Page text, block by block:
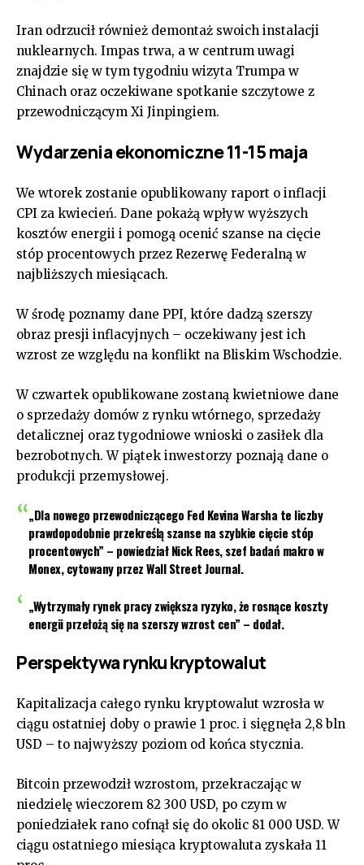
Iran odrzucił również demontaż swoich instalacji
nuklearnych. Impas trwa, a w centrum uwagi
znajdzie się w tym tygodniu wizyta Trumpa w
Chinach oraz oczekiwane spotkanie szczytowe z
przewodniczącym Xi Jinpingiem.
Wydarzenia ekonomiczne 11-15 maja
We wtorek zostanie opublikowany raport o inflacji
CPI za kwiecień. Dane pokażą wpływ wyższych
kosztów energii i pomogą ocenić szanse na cięcie
stóp procentowych przez Rezerwę Federalną w
najbliższych miesiącach.
W środę poznamy dane PPI, które dadzą szerszy
obraz presji inflacyjnych – oczekiwany jest ich
wzrost ze względu na konflikt na Bliskim Wschodzie.
W czwartek opublikowane zostaną kwietniowe dane
o sprzedaży domów z rynku wtórnego, sprzedaży
detalicznej oraz tygodniowe wnioski o zasiłek dla
bezrobotnych. W piątek inwestorzy poznają dane o
produkcji przemysłowej.
„Dla nowego przewodniczącego Fed Kevina Warsha te liczby
prawdopodobnie przekreślą szanse na szybkie cięcie stóp
procentowych” – powiedział Nick Rees, szef badań makro w
Monex, cytowany przez Wall Street Journal.
„Wytrzymały rynek pracy zwiększa ryzyko, że rosnące koszty
energii przełożą się na szerszy wzrost cen” – dodał.
Perspektywa rynku kryptowalut
Kapitalizacja całego rynku kryptowalut wzrosła w
ciągu ostatniej doby o prawie 1 proc. i sięgnęła 2,8 bln
USD – to najwyższy poziom od końca stycznia.
Bitcoin przewodził wzrostom, przekraczając w
niedzielę wieczorem 82 300 USD, po czym w
poniedziałek rano cofnął się do okolic 81 000 USD. W
ciągu ostatniego miesiąca kryptowaluta zyskała 11